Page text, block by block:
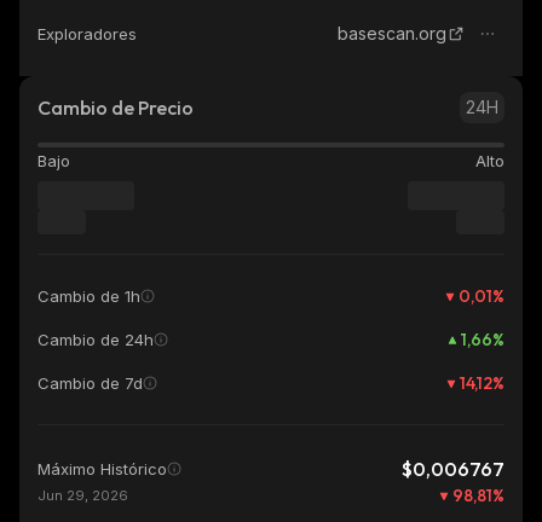
Exploradores basescan.org
Cambio de Precio 24H
Bajo Alto
Cambio de 1h 0,01%
Cambio de 24h 1,66%
Cambio de 7d 14,12%
Máximo Histórico $0,006767
Jun 29, 2026 98,81%